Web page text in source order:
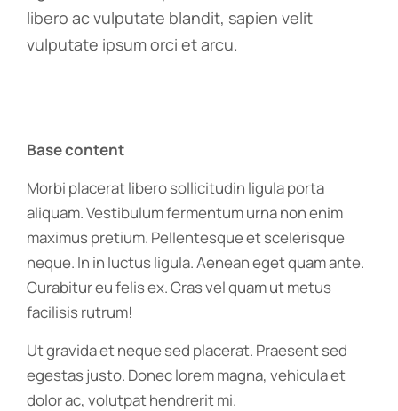
libero ac vulputate blandit, sapien velit
vulputate ipsum orci et arcu.
Base content
Morbi placerat libero sollicitudin ligula porta
aliquam. Vestibulum fermentum urna non enim
maximus pretium. Pellentesque et scelerisque
neque. In in luctus ligula. Aenean eget quam ante.
Curabitur eu felis ex. Cras vel quam ut metus
facilisis rutrum!
Ut gravida et neque sed placerat. Praesent sed
egestas justo. Donec lorem magna, vehicula et
dolor ac, volutpat hendrerit mi.